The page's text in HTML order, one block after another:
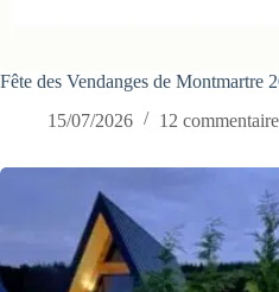
Fête des Vendanges de Montmartre
15/07/2026
12